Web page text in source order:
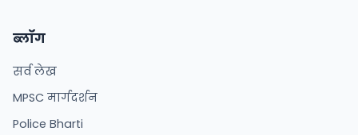
ब्लॉग
सर्व लेख
MPSC मार्गदर्शन
Police Bharti